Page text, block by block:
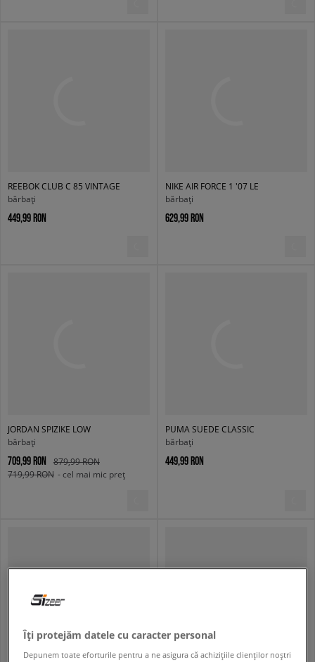
REEBOK CLUB C 85 VINTAGE
bărbați
449,99 RON
NIKE AIR FORCE 1 '07 LE
bărbați
629,99 RON
JORDAN SPIZIKE LOW
bărbați
709,99 RON
879,99 RON
719,99 RON - cel mai mic preț
PUMA SUEDE CLASSIC
bărbați
449,99 RON
Îți protejăm datele cu caracter personal
Depunem toate eforturile pentru a ne asigura că achizițiile clienților noștri